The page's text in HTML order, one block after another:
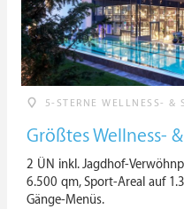
5-STERNE WELLNESS- &
Größtes Wellness-
2 ÜN inkl. Jagdhof-
6.500 qm, Sport-Areal auf
Gänge-Menüs.